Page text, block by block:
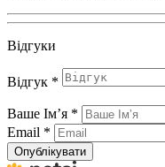
Відгуки
Відгук *
Ваше Імʼя *
Email *
Опублікувати